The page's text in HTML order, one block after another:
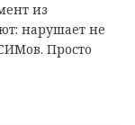
из
нарушает не
Просто